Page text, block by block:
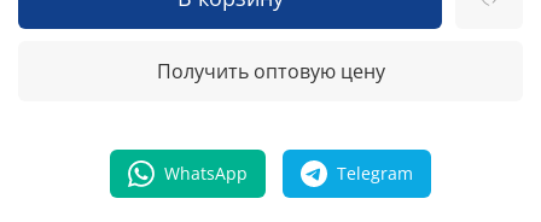
Получить оптовую цену
WhatsApp Telegram